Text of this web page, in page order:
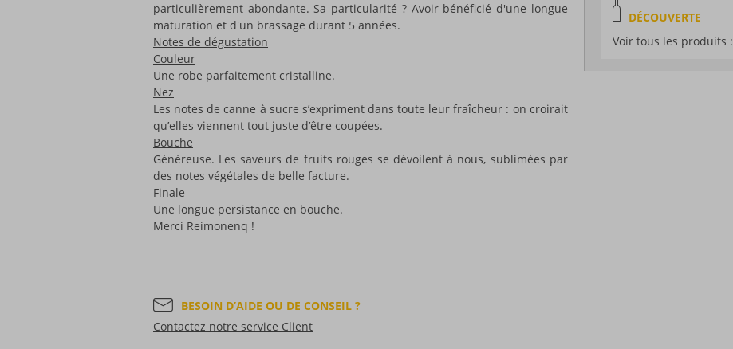
DÉCOUVERTE
Voir tous les produits :
particulièrement abondante. Sa particularité ? Avoir bénéficié d'une longue
maturation et d'un brassage durant 5 années.
Notes de dégustation
Couleur
Une robe parfaitement cristalline.
Nez
Les notes de canne à sucre s’expriment dans toute leur fraîcheur : on croirait
qu’elles viennent tout juste d’être coupées.
Bouche
Généreuse. Les saveurs de fruits rouges se dévoilent à nous, sublimées par
des notes végétales de belle facture.
Finale
Une longue persistance en bouche.
Merci Reimonenq !
BESOIN D’AIDE OU DE CONSEIL ?
Contactez notre service Client